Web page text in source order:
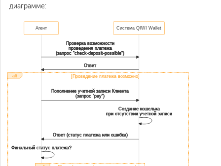
диаграмме:
Агент Система QIWI Wallet
Проверка возможности
проведения платежа
(запрос "check-deposit-possible")
Ответ
Пополнение учетной записи Клиента
(запрос "pay")
Создание кошелька
при отсутствии учетной записи
Ответ (статус платежа или ошибка)
Финальный статус платежа?
alt [Проведение платежа возможно]